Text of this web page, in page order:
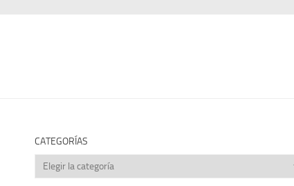
CATEGORÍAS
Categorías